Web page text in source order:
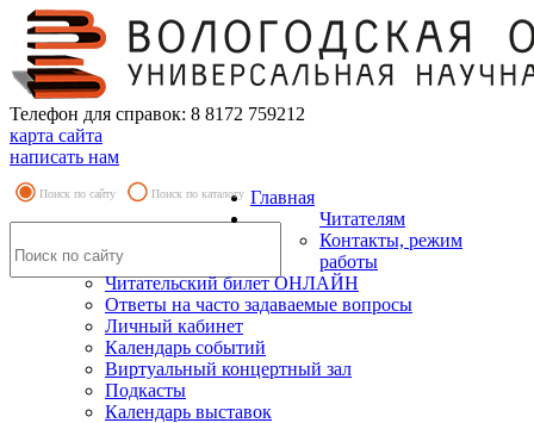
Телефон для справок: 8 8172 759212
карта сайта
написать нам
Поиск по сайту Поиск по каталогу Главная
Читателям
Контакты, режим
работы
Читательский билет ОНЛАЙН
Ответы на часто задаваемые вопросы
Личный кабинет
Календарь событий
Виртуальный концертный зал
Подкасты
Календарь выставок